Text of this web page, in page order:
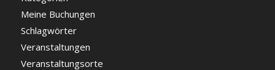
Meine Buchungen
Schlagwörter
Veranstaltungen
Veranstaltungsorte